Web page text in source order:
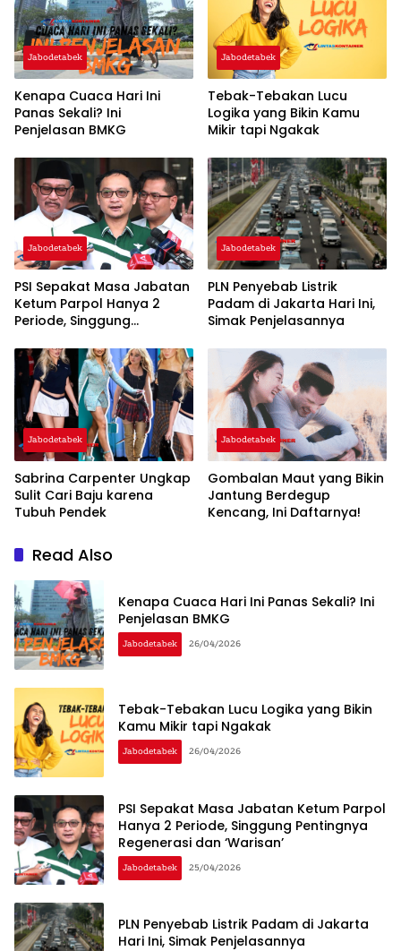
Jabodetabek
Kenapa Cuaca Hari Ini
Panas Sekali? Ini
Penjelasan BMKG
Jabodetabek
Tebak-Tebakan Lucu
Logika yang Bikin Kamu
Mikir tapi Ngakak
Jabodetabek
PSI Sepakat Masa Jabatan
Ketum Parpol Hanya 2
Periode, Singgung
‘Warisan’
Jabodetabek
PLN Penyebab Listrik
Padam di Jakarta Hari Ini,
Simak Penjelasannya
Jabodetabek
Sabrina Carpenter Ungkap
Sulit Cari Baju karena
Tubuh Pendek
Jabodetabek
Gombalan Maut yang Bikin
Jantung Berdegup
Kencang, Ini Daftarnya!
Read Also
Kenapa Cuaca Hari Ini Panas Sekali? Ini
Penjelasan BMKG
Jabodetabek 26/04/2026
Tebak-Tebakan Lucu Logika yang Bikin
Kamu Mikir tapi Ngakak
Jabodetabek 26/04/2026
PSI Sepakat Masa Jabatan Ketum Parpol
Hanya 2 Periode, Singgung Pentingnya
Regenerasi dan ‘Warisan’
Jabodetabek 25/04/2026
PLN Penyebab Listrik Padam di Jakarta
Hari Ini, Simak Penjelasannya